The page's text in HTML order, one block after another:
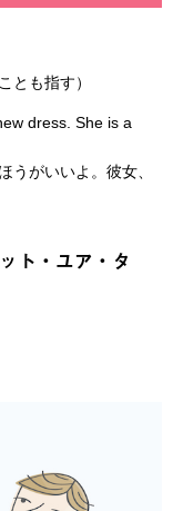
とも指す）
dress. She is a
うがいいよ。彼女、
ト・ユア・タ